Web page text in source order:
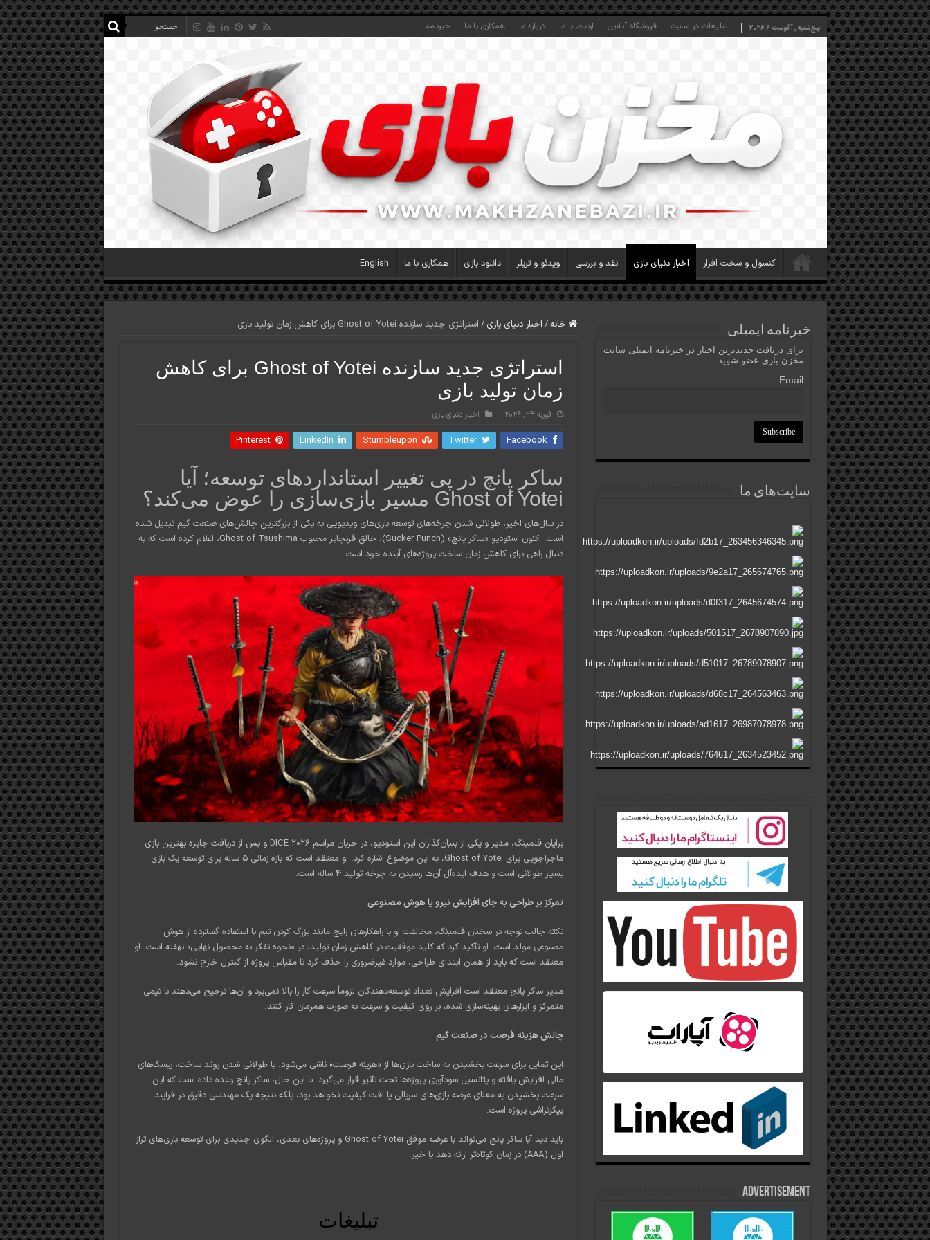
پنج‌شنبه , آگوست 6 2026 تبلیغات در سایت فروشگاه آنلاین ارتباط با ما درباره ما همکاری با ما خبرنامه
کنسول و سخت افزار اخبار دنیای بازی نقد و بررسی ویدئو و تریلر دانلود بازی همکاری با ما English
خانه/ اخبار دنیای بازی / استراتژی جدید سازنده Ghost of Yotei برای کاهش زمان تولید بازی
استراتژی جدید سازنده Ghost of Yotei برای کاهش
زمان تولید بازی
فوریه 24, 2026 اخبار دنیای بازی
Facebook
Twitter
Stumbleupon
LinkedIn
Pinterest
ساکر پانچ در پی تغییر استانداردهای توسعه؛ آیا
Ghost of Yotei مسیر بازی‌سازی را عوض می‌کند؟
در سال‌های اخیر، طولانی شدن چرخه‌های توسعه بازی‌های ویدیویی به یکی از بزرگترین چالش‌های صنعت گیم تبدیل شده
است. اکنون استودیو «ساکر پانچ» (Sucker Punch)، خالق فرنچایز محبوب Ghost of Tsushima، اعلام کرده است که به
دنبال راهی برای کاهش زمان ساخت پروژه‌های آینده خود است.
برایان فلمینگ، مدیر و یکی از بنیان‌گذاران این استودیو، در جریان مراسم DICE 2026 و پس از دریافت جایزه بهترین بازی
ماجراجویی برای Ghost of Yotei، به این موضوع اشاره کرد. او معتقد است که بازه زمانی ۵ ساله برای توسعه یک بازی
بسیار طولانی است و هدف ایده‌آل آن‌ها رسیدن به چرخه تولید ۴ ساله است.
تمرکز بر طراحی به جای افزایش نیرو یا هوش مصنوعی
نکته جالب توجه در سخنان فلمینگ، مخالفت او با راهکارهای رایج مانند بزرگ کردن تیم یا استفاده گسترده از هوش
مصنوعی مولد است. او تأکید کرد که کلید موفقیت در کاهش زمان تولید، در «نحوه تفکر به محصول نهایی» نهفته است. او
معتقد است که باید از همان ابتدای طراحی، موارد غیرضروری را حذف کرد تا مقیاس پروژه از کنترل خارج نشود.
مدیر ساکر پانچ معتقد است افزایش تعداد توسعه‌دهندگان لزوماً سرعت کار را بالا نمی‌برد و آن‌ها ترجیح می‌دهند با تیمی
متمرکز و ابزارهای بهینه‌سازی شده، بر روی کیفیت و سرعت به صورت همزمان کار کنند.
چالش هزینه فرصت در صنعت گیم
این تمایل برای سرعت بخشیدن به ساخت بازی‌ها از «هزینه فرصت» ناشی می‌شود. با طولانی شدن روند ساخت، ریسک‌های
مالی افزایش یافته و پتانسیل سودآوری پروژه‌ها تحت تأثیر قرار می‌گیرد. با این حال، ساکر پانچ وعده داده است که این
سرعت بخشیدن به معنای عرضه بازی‌های سریالی یا افت کیفیت نخواهد بود، بلکه نتیجه یک مهندسی دقیق در فرآیند
پیکرتراشی پروژه است.
باید دید آیا ساکر پانچ می‌تواند با عرضه موفق Ghost of Yotei و پروژه‌های بعدی، الگوی جدیدی برای توسعه بازی‌های تراز
اول (AAA) در زمان کوتاه‌تر ارائه دهد یا خیر.
تبلیغات
خبرنامه ایمیلی
برای دریافت جدیدترین اخبار در خبرنامه ایمیلی سایت
مخزن بازی عضو شوید...
Email
سایت‌های ما
Advertisement